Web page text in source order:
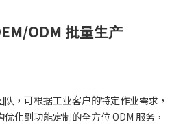
ODM 批量生产
，可根据工业客户的特定作业需求，
化到功能定制的全方位 ODM 服务，